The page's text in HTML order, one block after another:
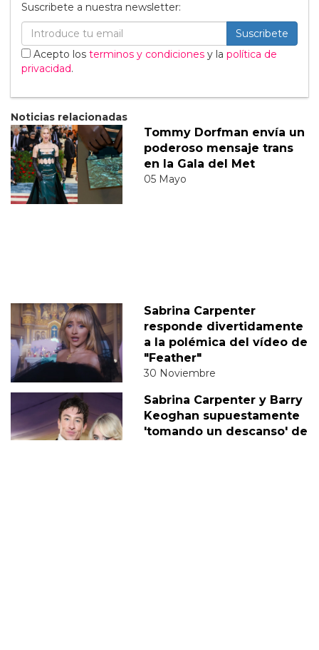
Suscribete a nuestra newsletter:
Suscribete
Acepto los terminos y condiciones y la política de
privacidad.
Noticias relacionadas
Tommy Dorfman envía un
poderoso mensaje trans
en la Gala del Met
05 Mayo
Sabrina Carpenter
responde divertidamente
a la polémica del vídeo de
"Feather"
30 Noviembre
Sabrina Carpenter y Barry
Keoghan supuestamente
'tomando un descanso' de